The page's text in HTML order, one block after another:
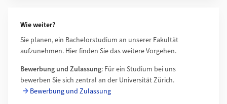
Wie weiter?
Sie planen, ein Bachelorstudium an unserer Fakultät
aufzunehmen. Hier finden Sie das weitere Vorgehen.
Bewerbung und Zulassung: Für ein Studium bei uns
bewerben Sie sich zentral an der Universität Zürich.
Bewerbung und Zulassung